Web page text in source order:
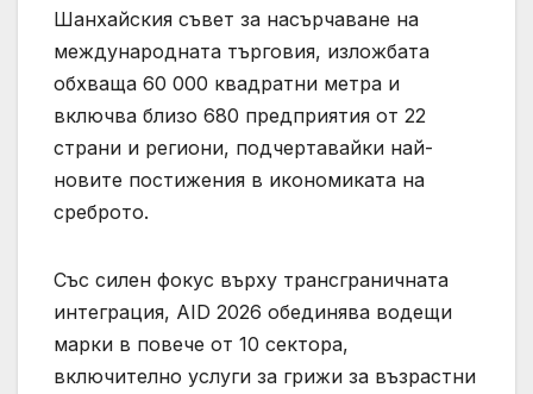
Шанхайския съвет за насърчаване на
международната търговия, изложбата
обхваща 60 000 квадратни метра и
включва близо 680 предприятия от 22
страни и региони, подчертавайки най-
новите постижения в икономиката на
среброто.
Със силен фокус върху трансграничната
интеграция, AID 2026 обединява водещи
марки в повече от 10 сектора,
включително услуги за грижи за възрастни